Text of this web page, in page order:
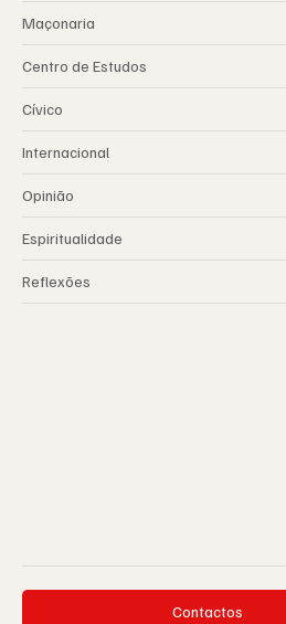
Maçonaria
Centro de Estudos
Cívico
Internacional
Opinião
Espiritualidade
Reflexões
Contactos